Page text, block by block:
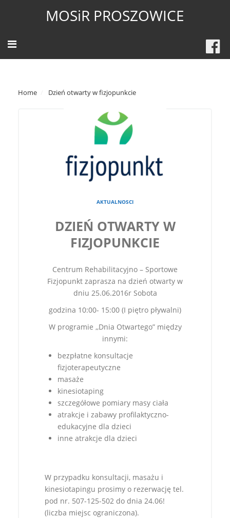
MOSiR PROSZOWICE
Home Dzień otwarty w fizjopunkcie
AKTUALNOSCI
DZIEŃ OTWARTY W
FIZJOPUNKCIE
Centrum Rehabilitacyjno – Sportowe
Fizjopunkt zaprasza na dzień otwarty w
dniu 25.06.2016r Sobota
godzina 10:00- 15:00 (I piętro pływalni)
W programie ,,Dnia Otwartego” między
innymi:
bezpłatne konsultacje
fizjoterapeutyczne
masaże
kinesiotaping
szczegółowe pomiary masy ciała
atrakcje i zabawy profilaktyczno-
edukacyjne dla dzieci
inne atrakcje dla dzieci
W przypadku konsultacji, masażu i
kinesiotapingu prosimy o rezerwację tel.
pod nr. 507-125-502 do dnia 24.06!
(liczba miejsc ograniczona).